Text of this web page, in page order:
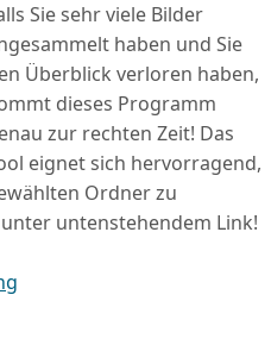
Sie sehr viele Bilder
haben und Sie
Überblick verloren haben,
dieses Programm
zur rechten Zeit! Das
eignet sich hervorragend,
Ordner zu
untenstehendem Link!